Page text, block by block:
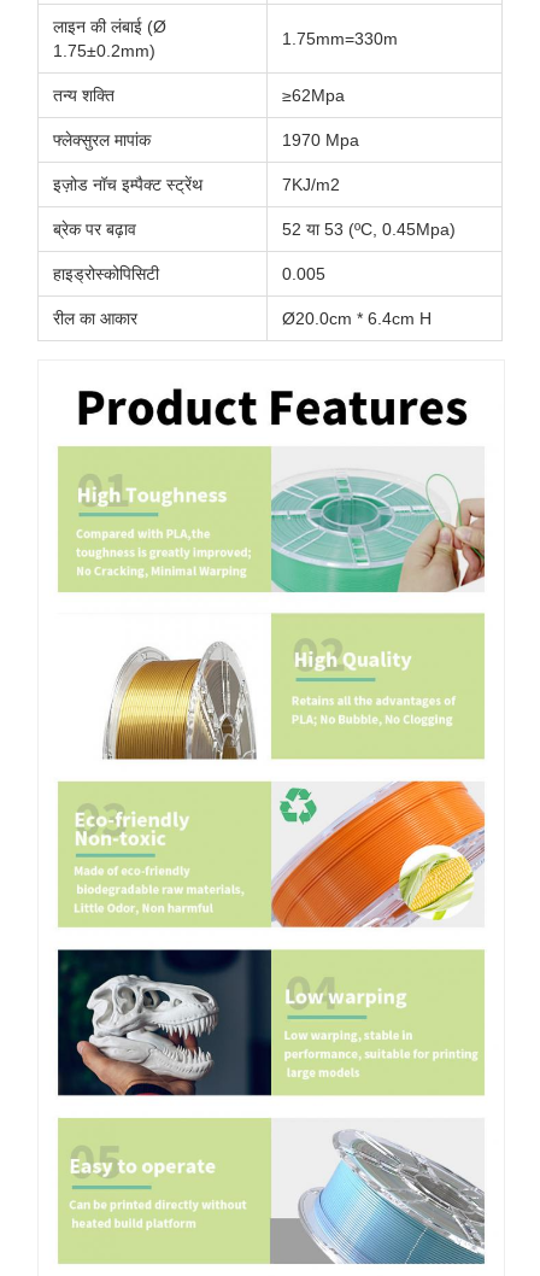
लाइन की लंबाई (Ø
1.75±0.2mm)
1.75mm=330m
तन्य शक्ति ≥62Mpa
फ्लेक्सुरल मापांक 1970 Mpa
इज़ोड नॉच इम्पैक्ट स्ट्रेंथ 7KJ/m2
ब्रेक पर बढ़ाव 52 या 53 (ºC, 0.45Mpa)
हाइड्रोस्कोपिसिटी 0.005
रील का आकार Ø20.0cm * 6.4cm H